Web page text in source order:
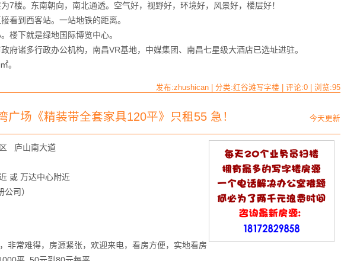
7楼。东南朝向，南北通透。空气好，视野好，环境好，风景好，楼层好！
看到西客站。一站地铁的距离。
楼下就是绿地国际博览中心。
府诸多行政办公机构，南昌VR基地，中媒集团、南昌七星级大酒店已选址进驻。
。
发布:zhushican | 分类:红谷滩写字楼 | 评论:0 | 浏览:95
今天更新
广场《精装带全套家具120平》只租55 急！
庐山南大道
或 万达中心附近
司）
非常难得，房源紧张，欢迎来电，看房方便，实地看房